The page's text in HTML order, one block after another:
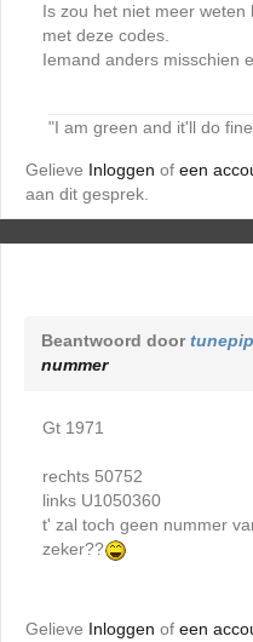
Is zou het niet meer
met deze codes.
Iemand anders misschien
"I am green and it'll do
Gelieve Inloggen of een
aan dit gesprek.
Beantwoord door
nummer
Gt 1971
rechts 50752
links U1050360
t' zal toch geen nummer
zeker??
Gelieve Inloggen of een